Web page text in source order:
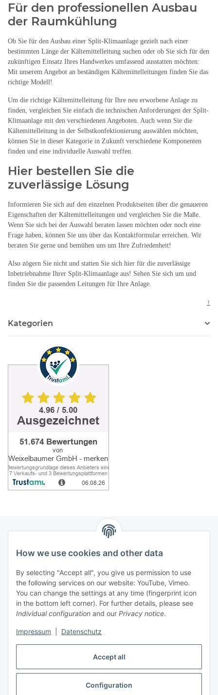
Accept all
Configuration
How we use cookies and other data
By selecting "Accept all", you give us permission to use
the following services on our website: YouTube, Vimeo.
You can change the settings at any time (fingerprint icon
in the bottom left corner). For further details, please see
Individual configuration and our Privacy notice.
Impressum Datenschutz
Für den professionellen Ausbau
der Raumkühlung
Ob Sie für den Ausbau einer Split-Klimaanlage gezielt nach einer
bestimmten Länge der Kältemittelleitung suchen oder ob Sie sich für den
zukünftigen Einsatz Ihres Handwerkes umfassend ausstatten möchten:
Mit unserem Angebot an beständigen Kältemittelleitungen finden Sie das
richtige Modell!
Um die richtige Kältemittelleitung für Ihre neu erworbene Anlage zu
finden, vergleichen Sie einfach die technischen Anforderungen der Split-
Klimaanlage mit den verschiedenen Angeboten. Auch wenn Sie die
Kältemittelleitung in der Selbstkonfektionierung auswählen möchten,
können Sie in dieser Kategorie in Zukunft verschiedene Komponenten
finden und eine individuelle Auswahl treffen.
Hier bestellen Sie die
zuverlässige Lösung
Informieren Sie sich auf den einzelnen Produktseiten über die genaueren
Eigenschaften der Kältemittelleitungen und vergleichen Sie die Maße.
Wenn Sie sich bei der Auswahl beraten lassen möchten oder noch eine
Frage haben, können Sie uns über das Kontaktformular erreichen. Wir
beraten Sie gerne und bemühen uns um Ihre Zufriedenheit!
Also zögern Sie nicht und statten Sie sich hier für die zuverlässige
Inbetriebnahme Ihrer Split-Klimaanlage aus! Sehen Sie sich um und
finden Sie die passenden Leitungen für Ihre Anlage.
↑
Kategorien
Information
Legal
strong brands
Withdraw contract